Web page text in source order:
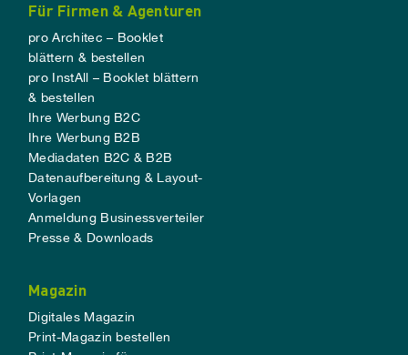
Für Firmen & Agenturen
pro Architec – Booklet
blättern & bestellen
pro InstAll – Booklet blättern
& bestellen
Ihre Werbung B2C
Ihre Werbung B2B
Mediadaten B2C & B2B
Datenaufbereitung & Layout-
Vorlagen
Anmeldung Businessverteiler
Presse & Downloads
Magazin
Digitales Magazin
Print-Magazin bestellen